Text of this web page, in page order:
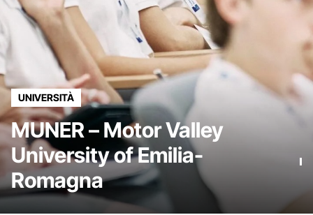
UNIVERSITÀ
MUNER – Motor Valley
University of Emilia-
Romagna